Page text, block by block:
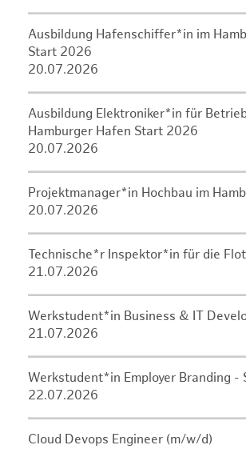
Ausbildung Hafenschiffer*in im
Start 2026
20.07.2026
Ausbildung Elektroniker*in für
Hamburger Hafen Start 2026
20.07.2026
Projektmanager*in Hochbau im
20.07.2026
Technische*r Inspektor*in für die
21.07.2026
Werkstudent*in Business & IT
21.07.2026
Werkstudent*in Employer Branding -
22.07.2026
Cloud Devops Engineer (m/w/d)